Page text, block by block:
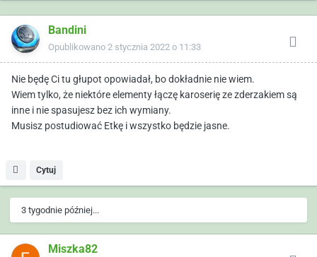
Bandini
Opublikowano 2 stycznia 2022 o 11:33
Nie będę Ci tu głupot opowiadał, bo dokładnie nie wiem.
Wiem tylko, że niektóre elementy łączę karoserię ze zderzakiem są
inne i nie spasujesz bez ich wymiany.
Musisz postudiować Etkę i wszystko będzie jasne.
Cytuj
3 tygodnie później...
Miszka82